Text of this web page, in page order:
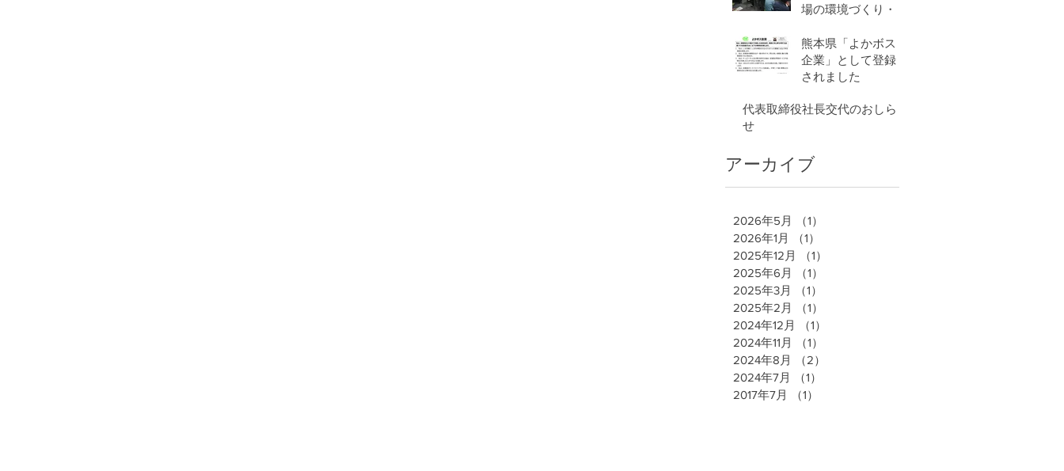
場の環境づくり・
を開催しました
熊本県「よかボス
企業」として登録
されました
代表取締役社長交代のおしら
せ
アーカイブ
2026年5月 （1）
2026年1月
（1）
2025年12月
（1）
2025年6月
（1）
2025年3月
（1）
2025年2月
（1）
2024年12月
（1）
2024年11月
（1）
2024年8月
（2）
2024年7月
（1）
2017年7月
（1）